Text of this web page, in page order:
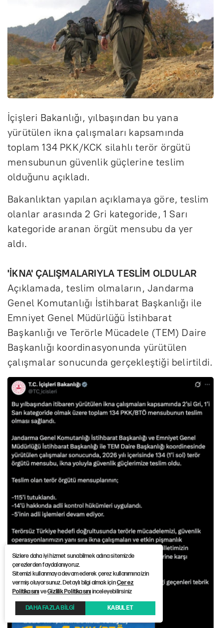
İçişleri Bakanlığı, yılbaşından bu yana
yürütülen ikna çalışmaları kapsamında
toplam 134 PKK/KCK silahlı terör örgütü
mensubunun güvenlik güçlerine teslim
olduğunu açıkladı.
Bakanlıktan yapılan açıklamaya göre, teslim
olanlar arasında 2 Gri kategoride, 1 Sarı
kategoride aranan örgüt mensubu da yer
aldı.
'İKNA' ÇALIŞMALARIYLA TESLİM OLDULAR
Açıklamada, teslim olmaların, Jandarma
Genel Komutanlığı İstihbarat Başkanlığı ile
Emniyet Genel Müdürlüğü İstihbarat
Başkanlığı ve Terörle Mücadele (TEM) Daire
Başkanlığı koordinasyonunda yürütülen
çalışmalar sonucunda gerçekleştiği belirtildi.
Sizlere daha iyi hizmet sunabilmek adına sitemizde
çerezlerden faydalanıyoruz.
Sitemizi kullanmaya devam ederek çerez kullanımına izin
vermiş oluyorsunuz. Detaylı bilgi almak içinÇerez
PolitikasınıveGizlilik Politikasınıinceleyebilirsiniz
DAHA FAZLA BİLGİ KABUL ET